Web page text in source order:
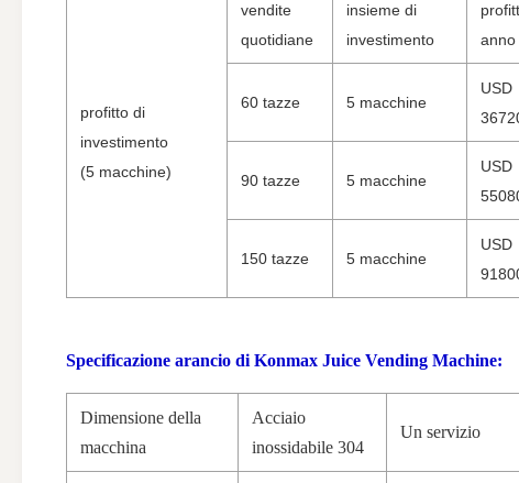
profitto di
investimento
(5 macchine)
vendite
quotidiane
insieme di
investimento
anno
60 tazze 5 macchine
USD
90 tazze 5 macchine
USD
150 tazze 5 macchine
USD
Specificazione arancio di Konmax Juice Vending Machine:
Dimensione della
macchina
Acciaio
inossidabile 304
Un servizio